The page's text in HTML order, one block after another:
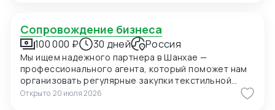
Сопровождение бизнеса
100 000 ₽ 30 дней Россия
Мы ищем надежного партнера в Шанхае —
профессионального агента, который поможет нам
организовать регулярные закупки текстильной
продукции и фурнитуры в Китае. В ближайшее время
мы планируем приехать в Шанхай для личных встреч
Открыто 20 июля 2026